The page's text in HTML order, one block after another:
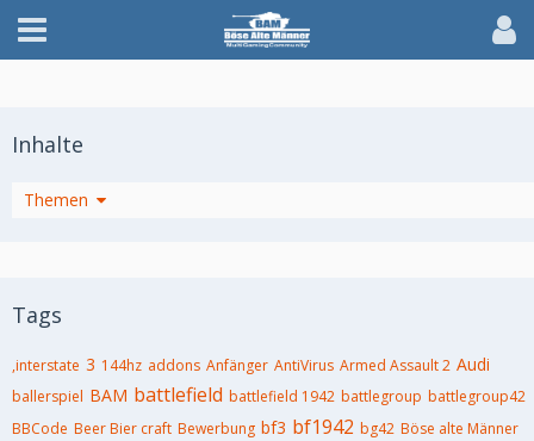
Inhalte
Themen
Tags
,interstate 3 144hz addons Anfänger AntiVirus Armed Assault 2 Audi
ballerspiel BAM battlefield battlefield 1942 battlegroup battlegroup42
BBCode Beer Bier craft Bewerbung bf3 bf1942 bg42 Böse alte Männer